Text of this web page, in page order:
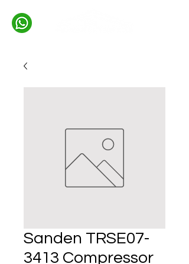
Sanden TRSE07-
3413 Compressor